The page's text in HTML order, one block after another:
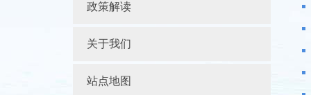
政策解读
关于我们
站点地图